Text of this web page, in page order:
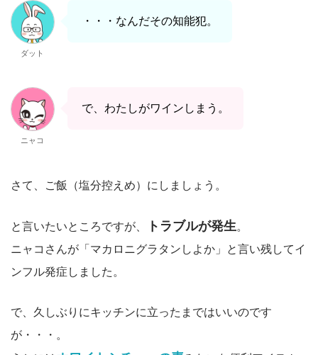
ダット
・・・なんだその知能犯。
ニャコ
で、わたしがワインしまう。
さて、ご飯（塩分控えめ）にしましょう。
と言いたいところですが、 トラブルが発生。
ニャコさんが「マカロニグラタンしよか」と言い残してイ
ンフル発症しました。
で、久しぶりにキッチンに立ったまではいいのです
が・・・。